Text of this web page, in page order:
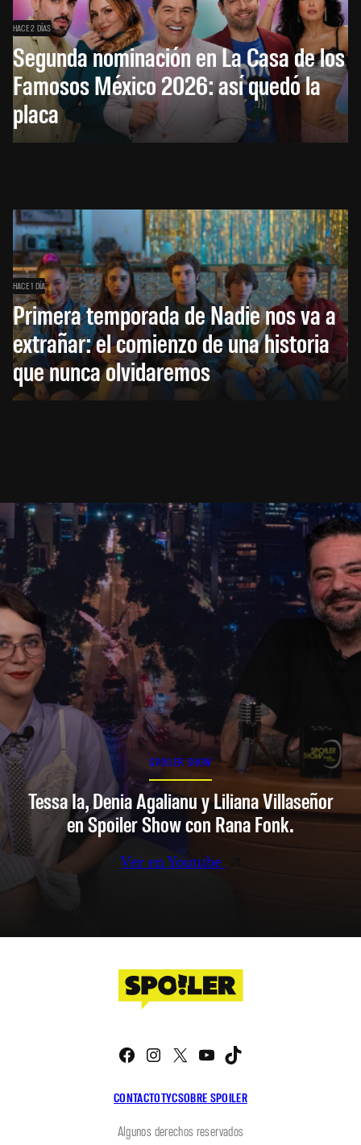
HACE 2 DÍAS
Segunda nominación en La Casa de los
Famosos México 2026: así quedó la
placa
HACE 1 DÍA
Primera temporada de Nadie nos va a
extrañar: el comienzo de una historia
que nunca olvidaremos
SPOILER SHOW
Tessa Ia, Denia Agalianu y Liliana Villaseñor
en Spoiler Show con Rana Fonk.
Ver en Youtube
CONTACTOTYCSOBRE SPOILER
Facebook
Instagram
X YouTube
Algunos derechos reservados